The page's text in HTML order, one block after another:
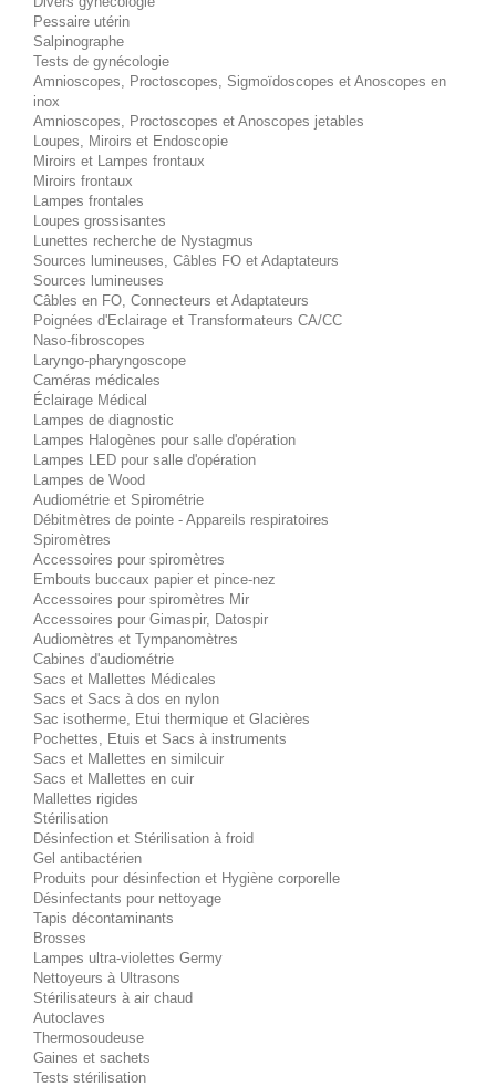
Pessaire utérin
Salpinographe
Tests de gynécologie
Amnioscopes, Proctoscopes, Sigmoïdoscopes et Anoscopes en
inox
Amnioscopes, Proctoscopes et Anoscopes jetables
Loupes, Miroirs et Endoscopie
Miroirs et Lampes frontaux
Miroirs frontaux
Lampes frontales
Loupes grossisantes
Lunettes recherche de Nystagmus
Sources lumineuses, Câbles FO et Adaptateurs
Sources lumineuses
Câbles en FO, Connecteurs et Adaptateurs
Poignées d'Eclairage et Transformateurs CA/CC
Naso-fibroscopes
Laryngo-pharyngoscope
Caméras médicales
Éclairage Médical
Lampes de diagnostic
Lampes Halogènes pour salle d'opération
Lampes LED pour salle d'opération
Lampes de Wood
Audiométrie et Spirométrie
Débitmètres de pointe - Appareils respiratoires
Spiromètres
Accessoires pour spiromètres
Embouts buccaux papier et pince-nez
Accessoires pour spiromètres Mir
Accessoires pour Gimaspir, Datospir
Audiomètres et Tympanomètres
Cabines d'audiométrie
Sacs et Mallettes Médicales
Sacs et Sacs à dos en nylon
Sac isotherme, Etui thermique et Glacières
Pochettes, Etuis et Sacs à instruments
Sacs et Mallettes en similcuir
Sacs et Mallettes en cuir
Mallettes rigides
Stérilisation
Désinfection et Stérilisation à froid
Gel antibactérien
Produits pour désinfection et Hygiène corporelle
Désinfectants pour nettoyage
Tapis décontaminants
Brosses
Lampes ultra-violettes Germy
Nettoyeurs à Ultrasons
Stérilisateurs à air chaud
Autoclaves
Thermosoudeuse
Gaines et sachets
Tests stérilisation